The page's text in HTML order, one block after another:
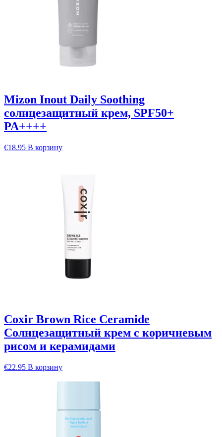
Mizon Inout Daily Soothing
солнцезащитный крем, SPF50+
PA++++
€18.95 В корзину
Coxir Brown Rice Ceramide
Солнцезащитный крем с коричневым
рисом и керамидами
€22.95 В корзину